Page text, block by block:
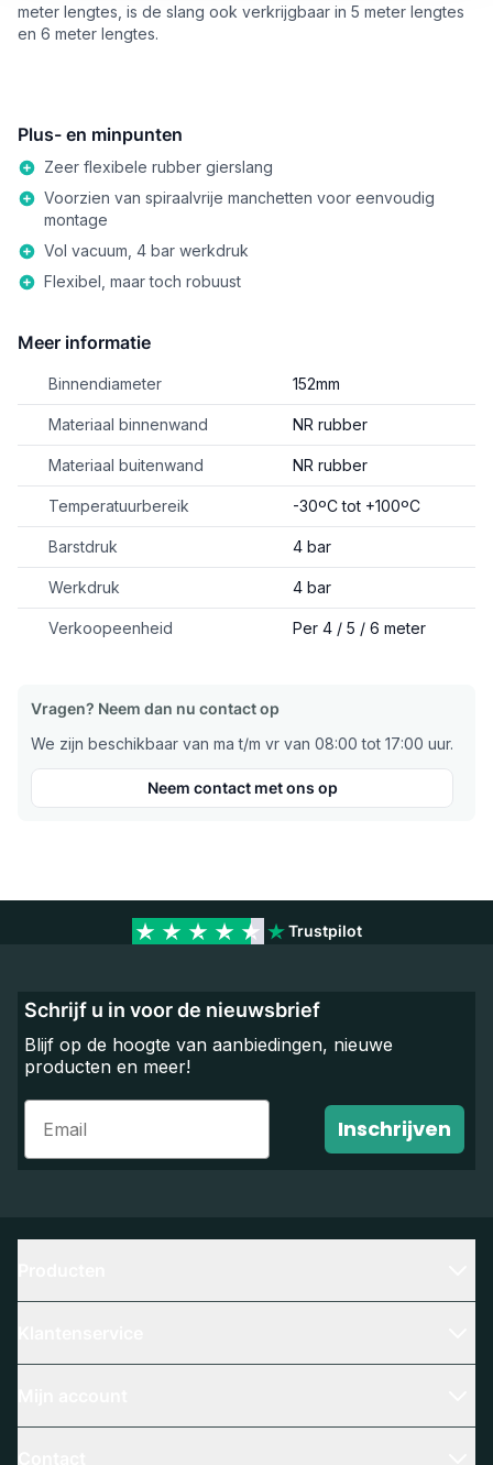
meter lengtes, is de slang ook verkrijgbaar in 5 meter lengtes
en 6 meter lengtes.
Plus- en minpunten
Zeer flexibele rubber gierslang
Voorzien van spiraalvrije manchetten voor eenvoudig
montage
Vol vacuum, 4 bar werkdruk
Flexibel, maar toch robuust
Meer informatie
Binnendiameter 152mm
Materiaal binnenwand NR rubber
Materiaal buitenwand NR rubber
Temperatuurbereik -30ºC tot +100ºC
Barstdruk 4 bar
Werkdruk 4 bar
Verkoopeenheid Per 4 / 5 / 6 meter
Vragen? Neem dan nu contact op
We zijn beschikbaar van ma t/m vr van 08:00 tot 17:00 uur.
Neem contact met ons op
Trustpilot
Schrijf u in voor de nieuwsbrief
Blijf op de hoogte van aanbiedingen, nieuwe
producten en meer!
Email
Inschrijven